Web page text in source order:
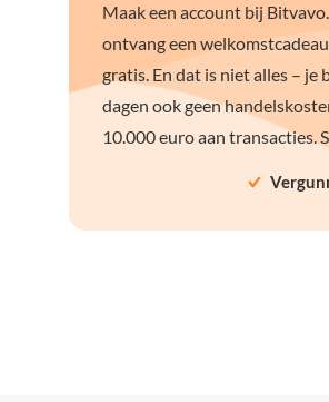
Maak een account bij
ontvang een
gratis. En dat is niet alles – je
dagen ook geen
10.000 euro aan transacties.